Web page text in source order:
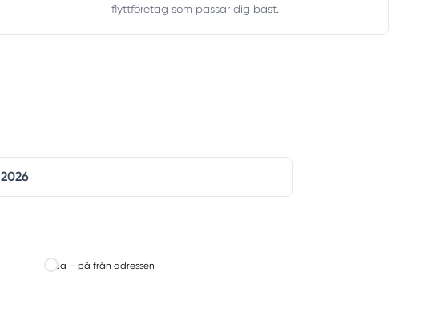
flyttföretag som passar dig bäst.
Ja – på från adressen